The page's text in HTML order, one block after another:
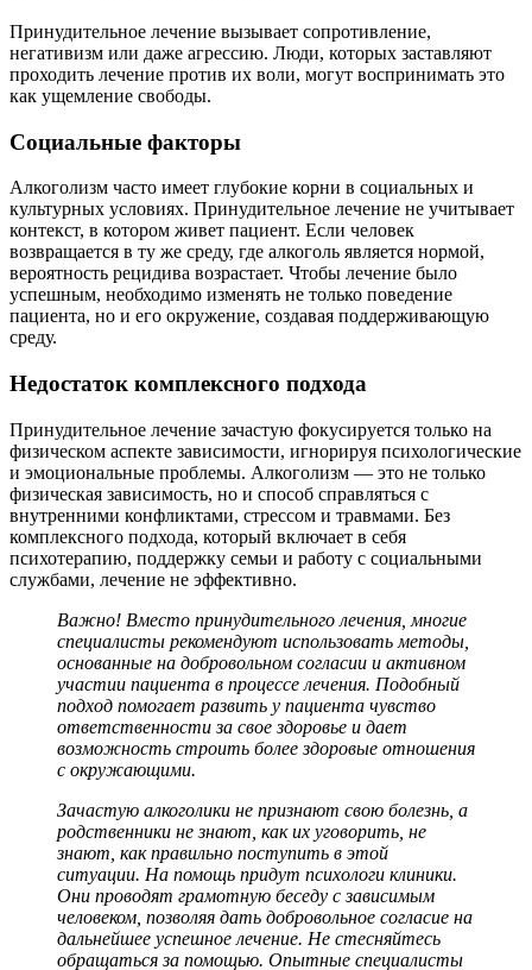
Принудительное лечение вызывает сопротивление,
негативизм или даже агрессию. Люди, которых заставляют
проходить лечение против их воли, могут воспринимать это
как ущемление свободы.
Социальные факторы
Алкоголизм часто имеет глубокие корни в социальных и
культурных условиях. Принудительное лечение не учитывает
контекст, в котором живет пациент. Если человек
возвращается в ту же среду, где алкоголь является нормой,
вероятность рецидива возрастает. Чтобы лечение было
успешным, необходимо изменять не только поведение
пациента, но и его окружение, создавая поддерживающую
среду.
Недостаток комплексного подхода
Принудительное лечение зачастую фокусируется только на
физическом аспекте зависимости, игнорируя психологические
и эмоциональные проблемы. Алкоголизм — это не только
физическая зависимость, но и способ справляться с
внутренними конфликтами, стрессом и травмами. Без
комплексного подхода, который включает в себя
психотерапию, поддержку семьи и работу с социальными
службами, лечение не эффективно.
Важно! Вместо принудительного лечения, многие
специалисты рекомендуют использовать методы,
основанные на добровольном согласии и активном
участии пациента в процессе лечения. Подобный
подход помогает развить у пациента чувство
ответственности за свое здоровье и дает
возможность строить более здоровые отношения
с окружающими.
Зачастую алкоголики не признают свою болезнь, а
родственники не знают, как их уговорить, не
знают, как правильно поступить в этой
ситуации. На помощь придут психологи клиники.
Они проводят грамотную беседу с зависимым
человеком, позволяя дать добровольное согласие на
дальнейшее успешное лечение. Не стесняйтесь
обращаться за помощью. Опытные специалисты